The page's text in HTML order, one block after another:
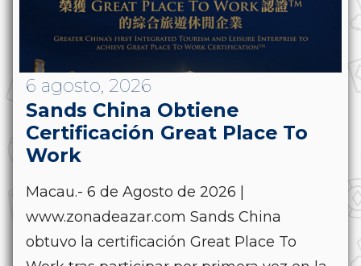
6 agosto, 2026
Sands China Obtiene
Certificación Great Place To
Work
Macau.- 6 de Agosto de 2026 |
www.zonadeazar.com Sands China
obtuvo la certificación Great Place To